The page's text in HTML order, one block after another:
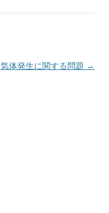
気体発生に関する問題 →